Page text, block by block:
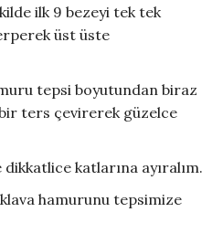
ilk 9 bezeyi tek tek
üst üste
tepsi boyutundan biraz
ters çevirerek güzelce
katlarına ayıralım.
hamurunu tepsimize